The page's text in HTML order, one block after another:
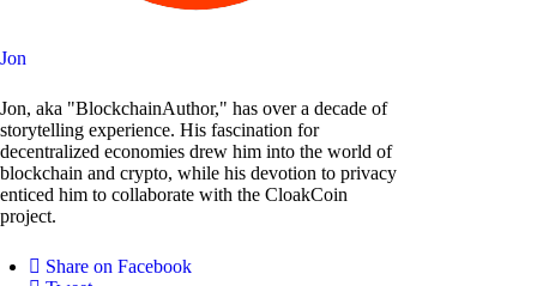
Jon
Jon, aka "BlockchainAuthor," has over a decade of
storytelling experience. His fascination for
decentralized economies drew him into the world of
blockchain and crypto, while his devotion to privacy
enticed him to collaborate with the CloakCoin
project.
Share on Facebook